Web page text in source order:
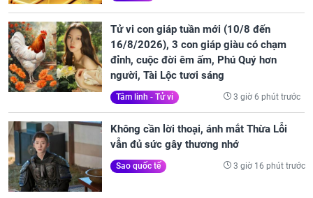
Tử vi con giáp tuần mới (10/8 đến
16/8/2026), 3 con giáp giàu có chạm
đỉnh, cuộc đời êm ấm, Phú Quý hơn
người, Tài Lộc tươi sáng
Tâm linh - Tử vi 3 giờ 6 phút trước
Không cần lời thoại, ánh mắt Thừa Lỗi
vẫn đủ sức gây thương nhớ
Sao quốc tế 3 giờ 16 phút trước